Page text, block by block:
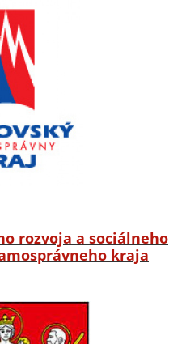
rozvoja a sociálneho
kraja